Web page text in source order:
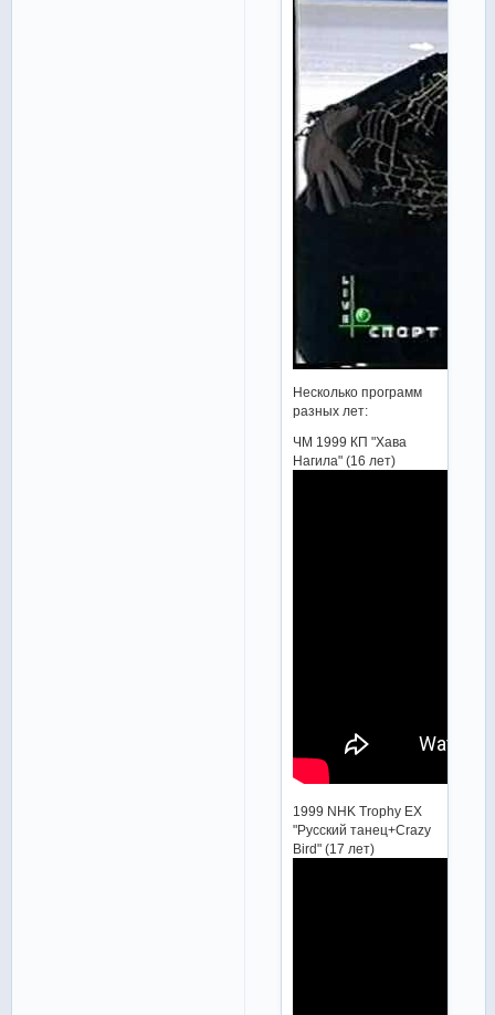
Несколько программ
разных лет:
ЧМ 1999 КП "Хава
Нагила" (16 лет)
1999 NHK Trophy EX
"Русский танец+Crazy
Bird" (17 лет)